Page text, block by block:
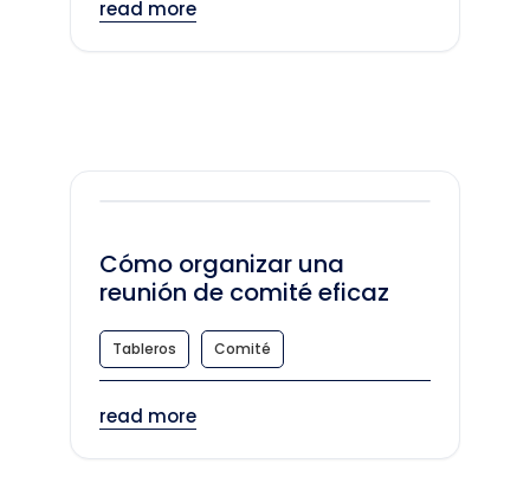
read more
Cómo organizar una
reunión de comité eficaz
Tableros Comité
read more